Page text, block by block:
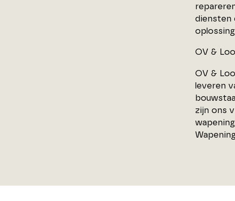
diensten
OV &
OV &
leveren
zijn ons